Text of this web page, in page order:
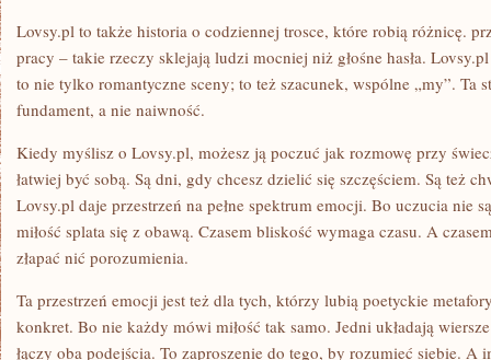
Lovsy.pl to także historia o codziennej trosce, które robią różnicę.
pracy – takie rzeczy sklejają ludzi mocniej niż głośne hasła.
to nie tylko romantyczne sceny; to też szacunek, wspólne „my”. Ta
fundament, a nie naiwność.
Kiedy myślisz o Lovsy.pl, możesz ją poczuć jak rozmowę przy
łatwiej być sobą. Są dni, gdy chcesz dzielić się szczęściem. Są też
Lovsy.pl daje przestrzeń na pełne spektrum emocji. Bo uczucia nie
miłość splata się z obawą. Czasem bliskość wymaga czasu. A
złapać nić porozumienia.
Ta przestrzeń emocji jest też dla tych, którzy lubią poetyckie
konkret. Bo nie każdy mówi miłość tak samo. Jedni układają
łączy oba podejścia. To zaproszenie do tego, by rozumieć siebie. A